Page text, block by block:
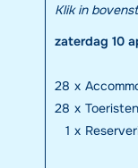
Klik in
zaterdag 10
28 x
28 x
1 x